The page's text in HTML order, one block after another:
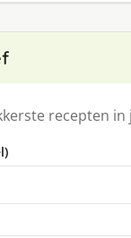
recepten in